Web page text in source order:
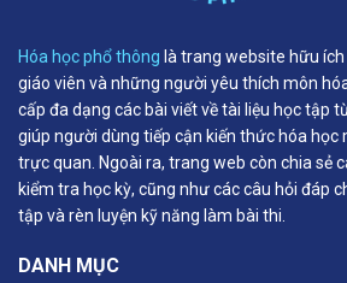
Hóa học phổ thông là trang website hữu
giáo viên và những người yêu thích môn
cấp đa dạng các bài viết về tài liệu học tập
giúp người dùng tiếp cận kiến thức hóa học
trực quan. Ngoài ra, trang web còn chia sẻ
kiểm tra học kỳ, cũng như các câu hỏi đáp
tập và rèn luyện kỹ năng làm bài thi.
DANH MỤC